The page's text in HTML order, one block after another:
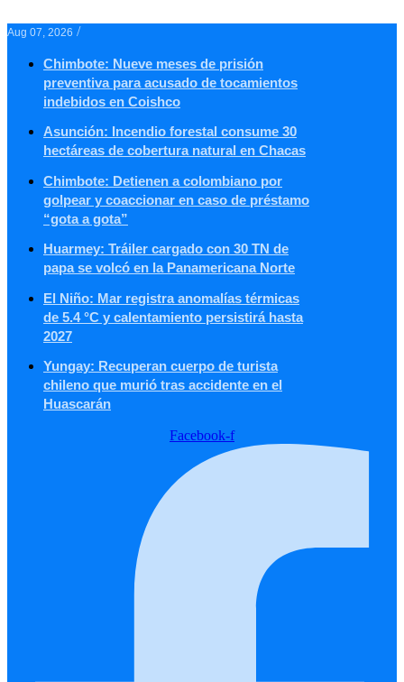
Aug 07, 2026 /
Chimbote: Nueve meses de prisión
preventiva para acusado de tocamientos
indebidos en Coishco
Asunción: Incendio forestal consume 30
hectáreas de cobertura natural en Chacas
Chimbote: Detienen a colombiano por
golpear y coaccionar en caso de préstamo
“gota a gota”
Huarmey: Tráiler cargado con 30 TN de
papa se volcó en la Panamericana Norte
El Niño: Mar registra anomalías térmicas
de 5.4 °C y calentamiento persistirá hasta
2027
Yungay: Recuperan cuerpo de turista
chileno que murió tras accidente en el
Huascarán
Facebook-f